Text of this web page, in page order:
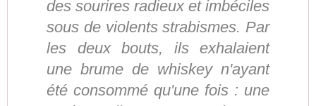
des sourires radieux et imbéciles
sous de violents strabismes. Par
les deux bouts, ils exhalaient
une brume de whiskey n'ayant
été consommé qu'une fois : une